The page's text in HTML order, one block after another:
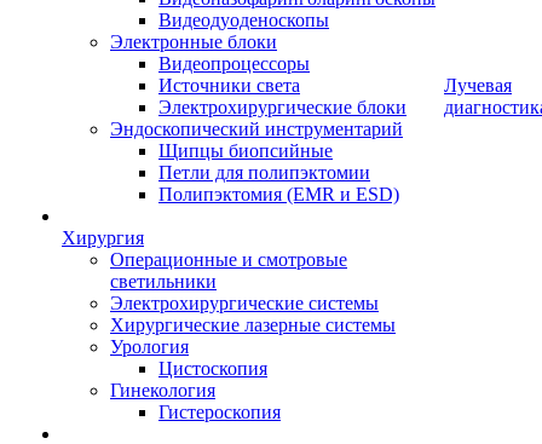
Видеодуоденоскопы
Электронные блоки
Видеопроцессоры
Источники света
Электрохирургические блоки
Эндоскопический инструментарий
Щипцы биопсийные
Петли для полипэктомии
Полипэктомия (EMR и ESD)
Хирургия
Операционные и смотровые
светильники
Электрохирургические системы
Хирургические лазерные системы
Урология
Цистоскопия
Гинекология
Гистероскопия
Лучевая